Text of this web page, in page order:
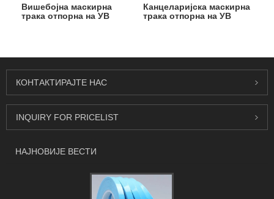
Вишебојна маскирна
трака отпорна на УВ
Канцеларијска маскирна
трака отпорна на УВ
КОНТАКТИРАЈТЕ НАС
INQUIRY FOR PRICELIST
НАЈНОВИЈЕ ВЕСТИ